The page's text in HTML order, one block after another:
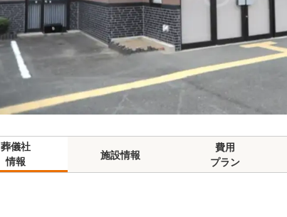
葬儀社
情報
施設情報
費用
プラン